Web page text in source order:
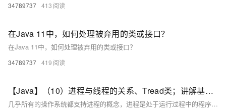
34789737 413
在Java 11中，如何处理被弃用的类或接口？
在Java 11中，如何处理被弃用的类或接口？
34789737 419
【Java】（10）进程与线程的关系、Tread类；讲解基本线程安全、网络编程内容；JSON序列化与反序列化
几乎所有的操作系统都支持进程的概念，进程是处于运行过程中的程序，并且具有一定的独立功能，进程是系统进行资源分配和调度的一个独立单位一般而言，进程包含如下三个特征。独立性动态性并发性。